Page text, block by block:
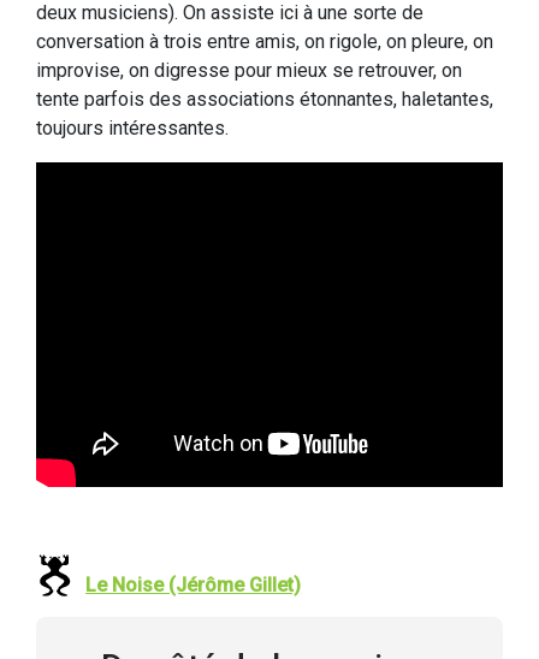
deux musiciens). On assiste ici à une sorte de
conversation à trois entre amis, on rigole, on pleure, on
improvise, on digresse pour mieux se retrouver, on
tente parfois des associations étonnantes, haletantes,
toujours intéressantes.
Le Noise (Jérôme Gillet)